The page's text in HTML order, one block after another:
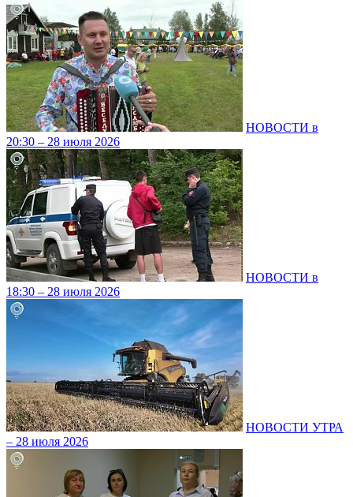
НОВОСТИ в
20:30 – 28 июля 2026
НОВОСТИ в
18:30 – 28 июля 2026
НОВОСТИ УТРА
– 28 июля 2026